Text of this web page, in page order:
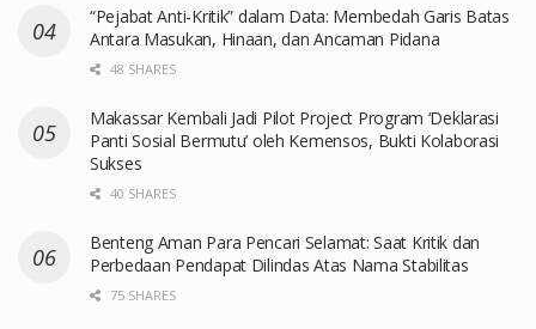
“Pejabat Anti-Kritik” dalam Data: Membedah Garis Batas
Antara Masukan, Hinaan, dan Ancaman Pidana
48 SHARES
Makassar Kembali Jadi Pilot Project Program ‘Deklarasi
Panti Sosial Bermutu’ oleh Kemensos, Bukti Kolaborasi
Sukses
40 SHARES
Benteng Aman Para Pencari Selamat: Saat Kritik dan
Perbedaan Pendapat Dilindas Atas Nama Stabilitas
75 SHARES